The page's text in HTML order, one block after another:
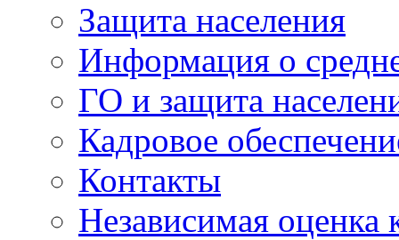
Защита населения
Информация о
ГО и защита
Кадровое
Контакты
Независимая оценка